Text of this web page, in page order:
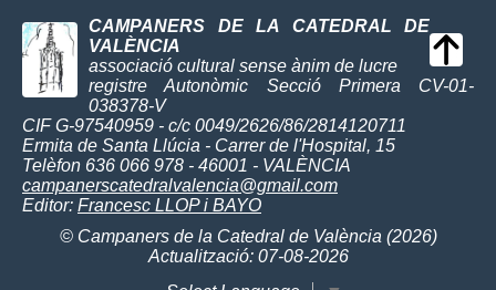
CAMPANERS DE LA CATEDRAL DE
VALÈNCIA
associació cultural sense ànim de lucre
registre Autonòmic Secció Primera CV-01-
038378-V
CIF G-97540959 - c/c 0049/2626/86/2814120711
Ermita de Santa Llúcia - Carrer de l'Hospital, 15
Telèfon 636 066 978 - 46001 - VALÈNCIA
campanerscatedralvalencia@gmail.com
Editor: Francesc LLOP i BAYO
© Campaners de la Catedral de València (2026)
Actualització: 07-08-2026